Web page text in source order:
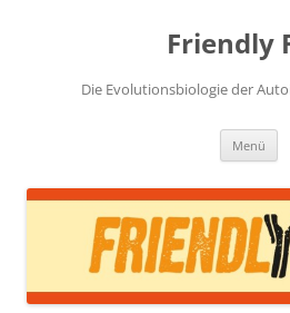
Friendly
Die Evolutionsbiologie der
Menü